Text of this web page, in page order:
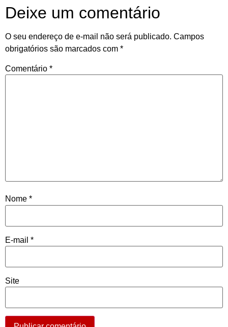
Deixe um comentário
O seu endereço de e-mail não será publicado. Campos
obrigatórios são marcados com *
Comentário *
Nome *
E-mail *
Site